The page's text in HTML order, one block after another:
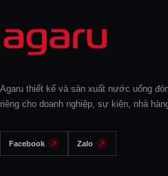
Agaru thiết kế và sản xuất nước uống
riêng cho doanh nghiệp, sự kiện, nhà
Facebook Zalo